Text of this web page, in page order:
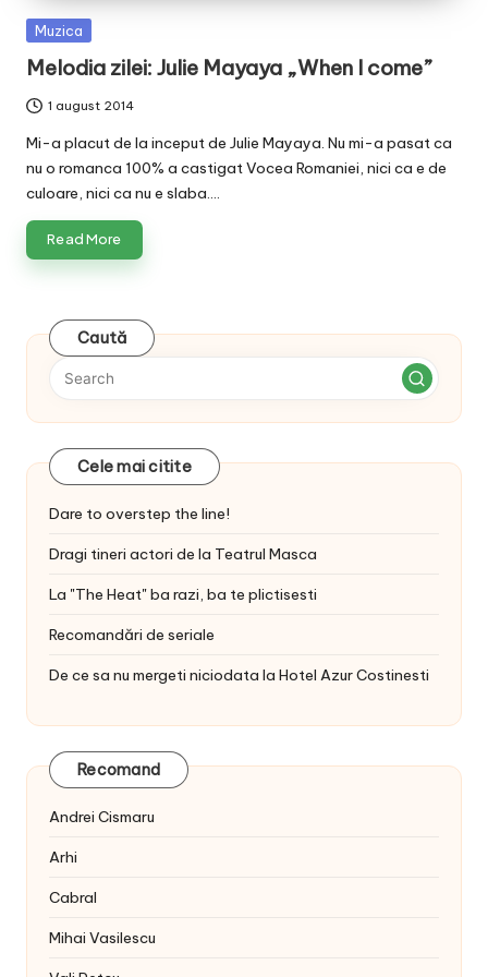
v
a
c
O
nl
in
e
Posted
Muzica
Melodia zilei: Julie Mayaya „When I come”
1 august 2014
Mi-a placut de la inceput de Julie Mayaya. Nu mi-a pasat ca
nu o romanca 100% a castigat Vocea Romaniei, nici ca e de
culoare, nici ca nu e slaba.…
Read More
Caută
Cele mai citite
Dare to overstep the line!
Dragi tineri actori de la Teatrul Masca
La "The Heat" ba razi, ba te plictisesti
Recomandări de seriale
De ce sa nu mergeti niciodata la Hotel Azur Costinesti
Recomand
Andrei Cismaru
Arhi
Cabral
Mihai Vasilescu